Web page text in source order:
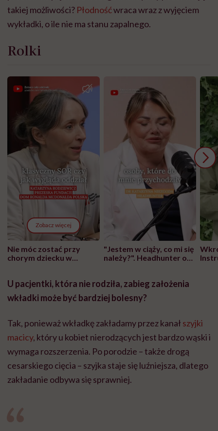
takiej możliwości? Płodnośćwraca wraz z wyjęciem
wykładki, o ile nie ma stanu zapalnego.
Rolki
Zobacz więcej
Nie móc zostać przy
chorym dziecku w
może chyba tylko
głupota i brak
wyobraźni"
"Jestem w ciąży, co mi się
należy?". Headhunter o
pracy
U pacjentki, która nie rodziła, zabieg założenia
wkładki może być bardziej bolesny?
Tak, ponieważ wkładkę zakładamy przez kanał szyjki
macicy, który u kobiet nierodzących jest bardzo wąski i
wymaga rozszerzenia. Po porodzie – także drogą
cesarskiego cięcia – szyjka staje się luźniejsza, dlatego
zakładanie odbywa się sprawniej.